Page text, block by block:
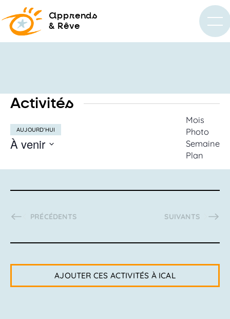
apprends
& Rêve
Activités
et
de
Mois
Photo
Semaine
Plan
AUJOURD’HUI
À venir
ACTIVITÉS
PRÉCÉDENTS ACTIVITÉS
SUIVANTS
AJOUTER CES ACTIVITÉS À ICAL